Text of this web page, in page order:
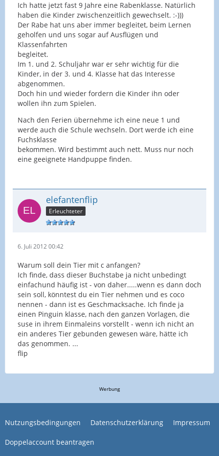
Ich hatte jetzt fast 9 Jahre eine Rabenklasse. Natürlich
haben die Kinder zwischenzeitlich gewechselt. :-)))
Der Rabe hat uns aber immer begleitet, beim Lernen
geholfen und uns sogar auf Ausflügen und
Klassenfahrten
begleitet.
Im 1. und 2. Schuljahr war er sehr wichtig für die
Kinder, in der 3. und 4. Klasse hat das Interesse
abgenommen.
Doch hin und wieder fordern die Kinder ihn oder
wollen ihn zum Spielen.
Nach den Ferien übernehme ich eine neue 1 und
werde auch die Schule wechseln. Dort werde ich eine
Fuchsklasse
bekommen. Wird bestimmt auch nett. Muss nur noch
eine geeignete Handpuppe finden.
elefantenflip
Erleuchteter
6. Juli 2012 00:42
Warum soll dein Tier mit c anfangen?
Ich finde, dass dieser Buchstabe ja nicht unbedingt
einfachund häufig ist - von daher.....wenn es dann doch
sein soll, könntest du ein Tier nehmen und es coco
nennen - dann ist es Geschmacksache. Ich finde ja
einen Pinguin klasse, nach den ganzen Vorlagen, die
suse in ihrem Einmaleins vorstellt - wenn ich nicht an
ein anderes Tier gebunden gewesen wäre, hätte ich
das genommen. ...
flip
Werbung
Nutzungsbedingungen Datenschutzerklärung Impressum
Doppelaccount beantragen